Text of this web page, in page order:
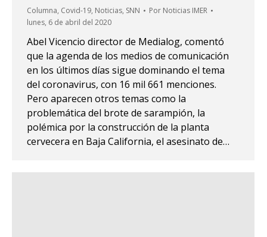
Columna, Covid-19, Noticias, SNN Por Noticias IMER
lunes, 6 de abril del 2020
Abel Vicencio director de Medialog, comentó
que la agenda de los medios de comunicación
en los últimos días sigue dominando el tema
del coronavirus, con 16 mil 661 menciones.
Pero aparecen otros temas como la
problemática del brote de sarampión, la
polémica por la construcción de la planta
cervecera en Baja California, el asesinato de…